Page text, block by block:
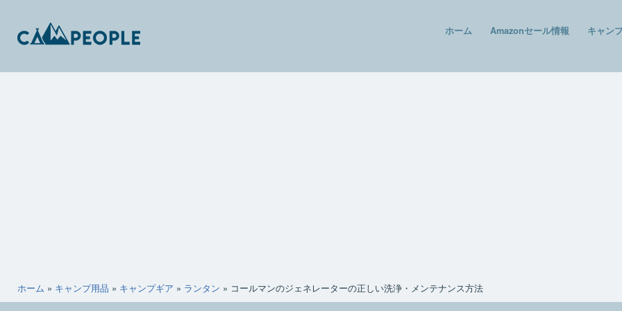
キ
ホーム Amazonセール情報 キャン
ホーム » キャンプ用品 » キャンプギア » ランタン » コールマンのジェネレーターの正しい洗浄・メンテナンス方法